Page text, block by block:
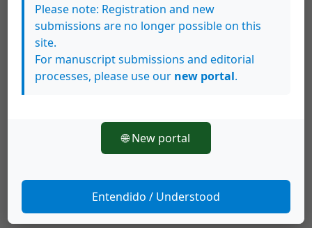
Artículos más leídos del mismo autor/a
Mynor Rodríguez Hernández, La actividad física
Mynor Rodríguez Hernández,LA ACTUALIDAD
Núm. 17 (2008)
Please note: Registration and new
submissions are no longer possible on this
site.
For manuscript submissions and editorial
processes, please use our new portal.
🌐 New portal
Entendido / Understood